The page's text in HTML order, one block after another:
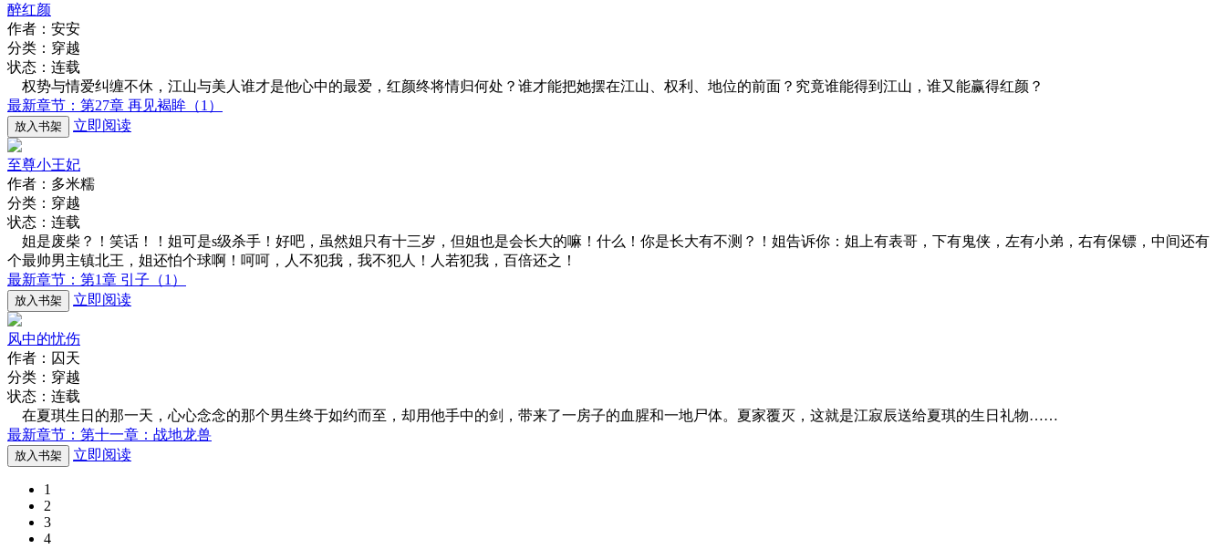
醉红颜
作者：安安
分类：穿越
状态：连载
权势与情爱纠缠不休，江山与美人谁才是他心中的最爱，红颜终将情归何处？谁才能把她摆在江山、权利、地位的前面？究竟谁能得到江山，谁又能赢得红颜？
最新章节：第27章 再见褐眸（1）
放入书架 立即阅读
至尊小王妃
作者：多米糯
分类：穿越
状态：连载
姐是废柴？！笑话！！姐可是s级杀手！好吧，虽然姐只有十三岁，但姐也是会长大的嘛！什么！你是长大有不测？！姐告诉你：姐上有表哥，下有鬼侠，左有小弟，右有保镖，中间还有
个最帅男主镇北王，姐还怕个球啊！呵呵，人不犯我，我不犯人！人若犯我，百倍还之！
最新章节：第1章 引子（1）
放入书架 立即阅读
风中的忧伤
作者：囚天
分类：穿越
状态：连载
在夏琪生日的那一天，心心念念的那个男生终于如约而至，却用他手中的剑，带来了一房子的血腥和一地尸体。夏家覆灭，这就是江寂辰送给夏琪的生日礼物……
最新章节：第十一章：战地龙兽
放入书架 立即阅读
1
2
3
4